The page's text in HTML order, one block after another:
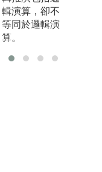
數學模型、理
論或假設。
輯演算，卻不
等同於邏輯演
算。